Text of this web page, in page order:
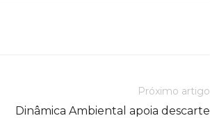
Próximo artigo
Dinâmica Ambiental apoia descarte